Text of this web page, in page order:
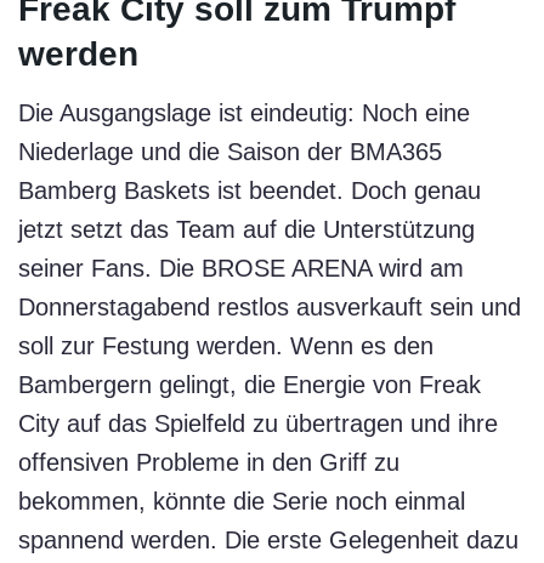
Freak City soll zum Trumpf
werden
Die Ausgangslage ist eindeutig: Noch eine
Niederlage und die Saison der BMA365
Bamberg Baskets ist beendet. Doch genau
jetzt setzt das Team auf die Unterstützung
seiner Fans. Die BROSE ARENA wird am
Donnerstagabend restlos ausverkauft sein und
soll zur Festung werden. Wenn es den
Bambergern gelingt, die Energie von Freak
City auf das Spielfeld zu übertragen und ihre
offensiven Probleme in den Griff zu
bekommen, könnte die Serie noch einmal
spannend werden. Die erste Gelegenheit dazu